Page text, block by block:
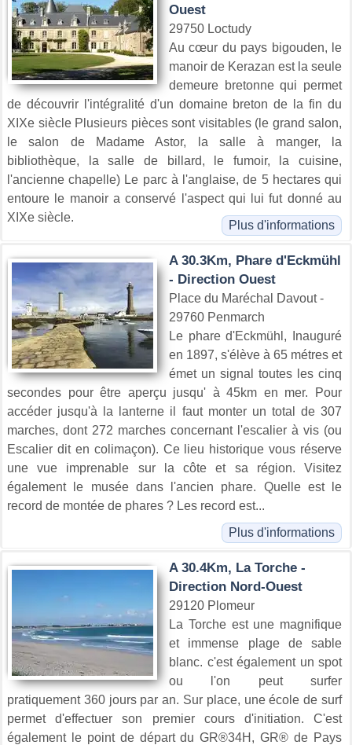
Ouest
29750 Loctudy
Au cœur du pays bigouden, le
manoir de Kerazan est la seule
demeure bretonne qui permet
de découvrir l'intégralité d'un domaine breton de la fin du
XIXe siècle Plusieurs pièces sont visitables (le grand salon,
le salon de Madame Astor, la salle à manger, la
bibliothèque, la salle de billard, le fumoir, la cuisine,
l'ancienne chapelle) Le parc à l'anglaise, de 5 hectares qui
entoure le manoir a conservé l'aspect qui lui fut donné au
XIXe siècle.
Plus d'informations
A 30.3Km, Phare d'Eckmühl
- Direction Ouest
Place du Maréchal Davout -
29760 Penmarch
Le phare d'Eckmühl, Inauguré
en 1897, s'élève à 65 métres et
émet un signal toutes les cinq
secondes pour être aperçu jusqu' à 45km en mer. Pour
accéder jusqu'à la lanterne il faut monter un total de 307
marches, dont 272 marches concernant l'escalier à vis (ou
Escalier dit en colimaçon). Ce lieu historique vous réserve
une vue imprenable sur la côte et sa région. Visitez
également le musée dans l'ancien phare. Quelle est le
record de montée de phares ? Les record est...
Plus d'informations
A 30.4Km, La Torche -
Direction Nord-Ouest
29120 Plomeur
La Torche est une magnifique
et immense plage de sable
blanc. c'est également un spot
ou l'on peut surfer
pratiquement 360 jours par an. Sur place, une école de surf
permet d'effectuer son premier cours d'initiation. C'est
également le point de départ du GR®34H, GR® de Pays